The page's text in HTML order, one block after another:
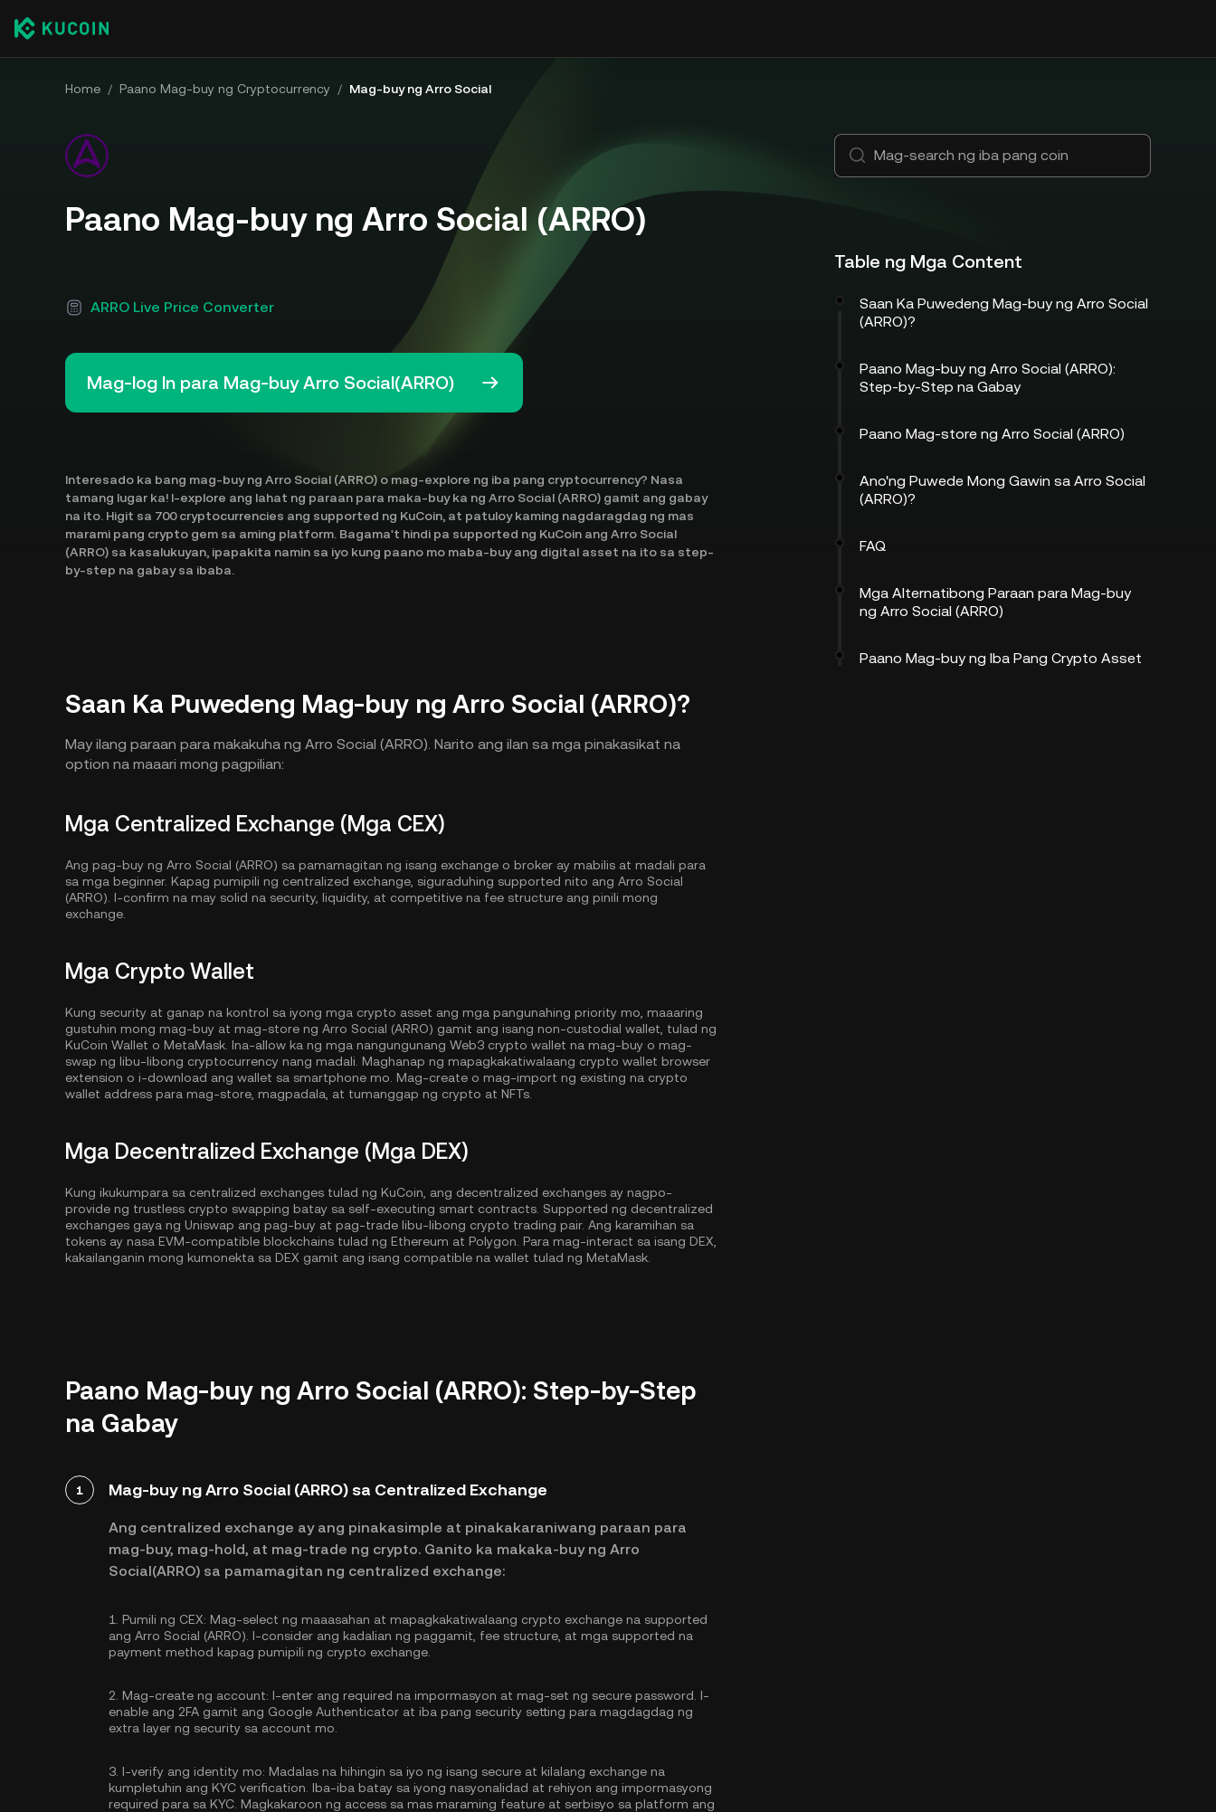
Home / Paano Mag-buy ng Cryptocurrency / Mag-buy ng Arro Social
Paano Mag-buy ng Arro Social (ARRO)
ARRO Live Price Converter
Mag-log In para Mag-buy Arro Social(ARRO)
Interesado ka bang mag-buy ng Arro Social (ARRO) o mag-explore ng iba pang cryptocurrency? Nasa
tamang lugar ka! I-explore ang lahat ng paraan para maka-buy ka ng Arro Social (ARRO) gamit ang gabay
na ito. Higit sa 700 cryptocurrencies ang supported ng KuCoin, at patuloy kaming nagdaragdag ng mas
marami pang crypto gem sa aming platform. Bagama't hindi pa supported ng KuCoin ang Arro Social
(ARRO) sa kasalukuyan, ipapakita namin sa iyo kung paano mo maba-buy ang digital asset na ito sa step-
by-step na gabay sa ibaba.
Saan Ka Puwedeng Mag-buy ng Arro Social (ARRO)?
May ilang paraan para makakuha ng Arro Social (ARRO). Narito ang ilan sa mga pinakasikat na
option na maaari mong pagpilian:
Mga Centralized Exchange (Mga CEX)
Ang pag-buy ng Arro Social (ARRO) sa pamamagitan ng isang exchange o broker ay mabilis at madali para
sa mga beginner. Kapag pumipili ng centralized exchange, siguraduhing supported nito ang Arro Social
(ARRO). I-confirm na may solid na security, liquidity, at competitive na fee structure ang pinili mong
exchange.
Mga Crypto Wallet
Kung security at ganap na kontrol sa iyong mga crypto asset ang mga pangunahing priority mo, maaaring
gustuhin mong mag-buy at mag-store ng Arro Social (ARRO) gamit ang isang non-custodial wallet, tulad ng
KuCoin Wallet o MetaMask. Ina-allow ka ng mga nangungunang Web3 crypto wallet na mag-buy o mag-
swap ng libu-libong cryptocurrency nang madali. Maghanap ng mapagkakatiwalaang crypto wallet browser
extension o i-download ang wallet sa smartphone mo. Mag-create o mag-import ng existing na crypto
wallet address para mag-store, magpadala, at tumanggap ng crypto at NFTs.
Mga Decentralized Exchange (Mga DEX)
Kung ikukumpara sa centralized exchanges tulad ng KuCoin, ang decentralized exchanges ay nagpo-
provide ng trustless crypto swapping batay sa self-executing smart contracts. Supported ng decentralized
exchanges gaya ng Uniswap ang pag-buy at pag-trade libu-libong crypto trading pair. Ang karamihan sa
tokens ay nasa EVM-compatible blockchains tulad ng Ethereum at Polygon . Para mag-interact sa isang DEX,
kakailanganin mong kumonekta sa DEX gamit ang isang compatible na wallet tulad ng MetaMask.
Paano Mag-buy ng Arro Social (ARRO): Step-by-Step
na Gabay
1 Mag-buy ng Arro Social (ARRO) sa Centralized Exchange
Ang centralized exchange ay ang pinakasimple at pinakakaraniwang paraan para
mag-buy, mag-hold, at mag-trade ng crypto. Ganito ka makaka-buy ng Arro
Social(ARRO) sa pamamagitan ng centralized exchange:
1. Pumili ng CEX: Mag-select ng maaasahan at mapagkakatiwalaang crypto exchange na supported
ang Arro Social (ARRO). I-consider ang kadalian ng paggamit, fee structure, at mga supported na
payment method kapag pumipili ng crypto exchange.
2. Mag-create ng account: I-enter ang required na impormasyon at mag-set ng secure password. I-
enable ang 2FA gamit ang Google Authenticator at iba pang security setting para magdagdag ng
extra layer ng security sa account mo.
3. I-verify ang identity mo: Madalas na hihingin sa iyo ng isang secure at kilalang exchange na
kumpletuhin ang KYC verification . Iba-iba batay sa iyong nasyonalidad at rehiyon ang impormasyong
required para sa KYC. Magkakaroon ng access sa mas maraming feature at serbisyo sa platform ang
Table ng Mga Content
Saan Ka Puwedeng Mag-buy ng Arro Social
(ARRO)?
Paano Mag-buy ng Arro Social (ARRO):
Step-by-Step na Gabay
Paano Mag-store ng Arro Social (ARRO)
Ano'ng Puwede Mong Gawin sa Arro Social
(ARRO)?
FAQ
Mga Alternatibong Paraan para Mag-buy
ng Arro Social (ARRO)
Paano Mag-buy ng Iba Pang Crypto Asset